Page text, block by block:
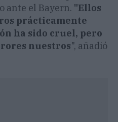
ante el Bayern. "Ellos
prácticamente
ha sido cruel, pero
nuestros", añadió